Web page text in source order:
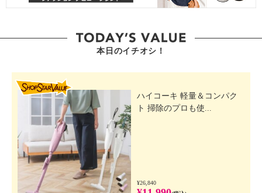
本日のイチオシ！
ハイコーキ 軽量＆コンパク
ト 掃除のプロも使...
¥26,840